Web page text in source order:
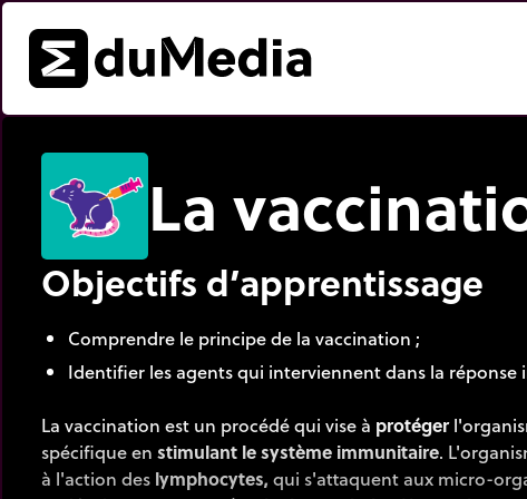
La
Objectifs d’apprentissage
Comprendre le principe de la vaccination ;
Identifier les agents qui interviennent dans la réponse
La vaccination est un procédé qui vise à protéger
spécifique en stimulant le système immunitaire.
à l'action des lymphocytes, qui s'attaquent aux micro-